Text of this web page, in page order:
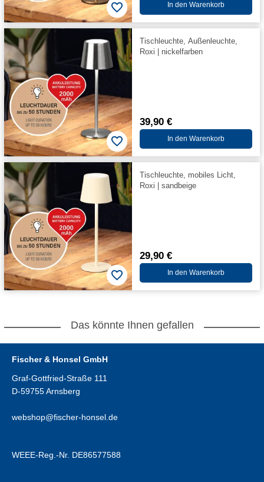
In den Warenkorb
Tischleuchte, Außenleuchte,
Roxi | nickelfarben
39,90 €
In den Warenkorb
Tischleuchte, mobiles Licht,
Roxi | sandbeige
29,90 €
In den Warenkorb
Das könnte Ihnen gefallen
Fischer & Honsel GmbH
Graf-Gottfried-Straße 111
D-59755 Arnsberg
webshop@fischer-honsel.de
WEEE-Reg.-Nr. DE86577588